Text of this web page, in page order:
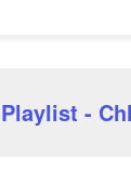
-